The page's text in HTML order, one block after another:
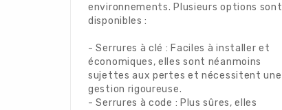
environnements. Plusieurs options sont
disponibles :
- Serrures à clé : Faciles à installer et
économiques, elles sont néanmoins
sujettes aux pertes et nécessitent une
gestion rigoureuse.
- Serrures à code : Plus sûres, elles